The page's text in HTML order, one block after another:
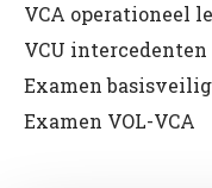
VCA operationeel
VCU
Examen
Examen VOL-VCA